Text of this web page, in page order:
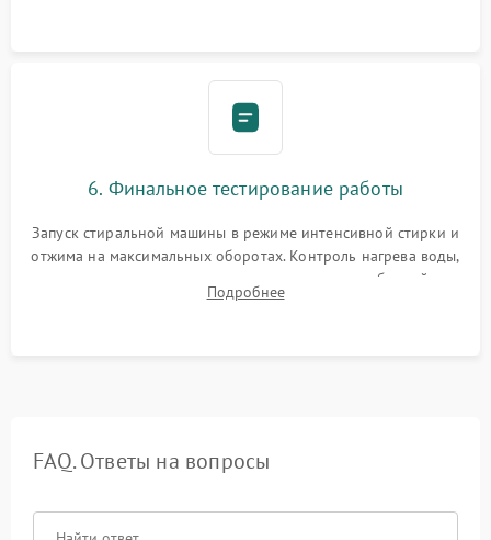
6. Финальное тестирование работы
Запуск стиральной машины в режиме интенсивной стирки и
отжима на максимальных оборотах. Контроль нагрева воды,
корректности слива, отсутствия излишних вибраций,
посторонних стуков и протечек под корпусом.
Подробнее
FAQ. Ответы на вопросы